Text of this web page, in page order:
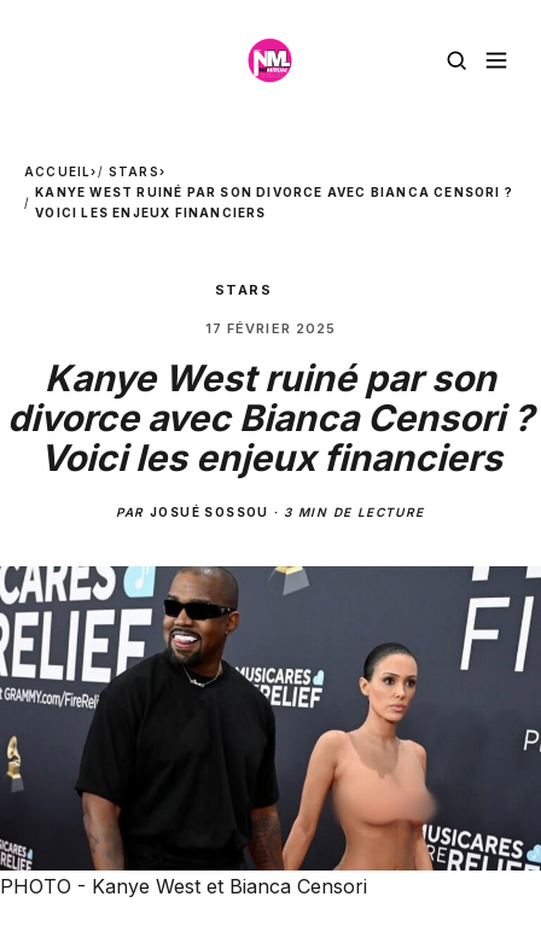
ACCUEIL› STARS›
KANYE WEST RUINÉ PAR SON DIVORCE AVEC BIANCA CENSORI ?
VOICI LES ENJEUX FINANCIERS
STARS
17 FÉVRIER 2025
Kanye West ruiné par son
divorce avec Bianca Censori ?
Voici les enjeux financiers
PARJOSUÉ SOSSOU · 3 MIN DE LECTURE
PHOTO - Kanye West et Bianca Censori